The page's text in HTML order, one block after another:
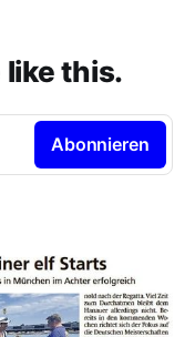
like this.
Abonnieren